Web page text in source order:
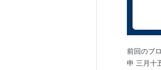
前回のブ
申 三月十